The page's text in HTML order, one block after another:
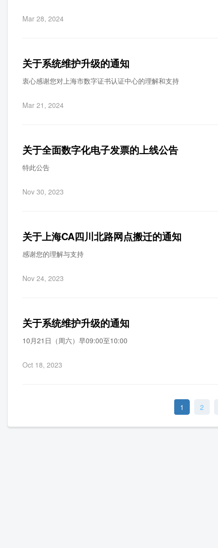
Mar 28, 2024
关于系统维护升级的通知
衷心感谢您对上海市数字证书认证中心的理解和支持
Mar 21, 2024
关于全面数字化电子发票的上线公告
特此公告
Nov 30, 2023
关于上海CA四川北路网点搬迁的通知
感谢您的理解与支持
Nov 24, 2023
关于系统维护升级的通知
10月21日（周六）早09:00至10:00
Oct 18, 2023
1 2